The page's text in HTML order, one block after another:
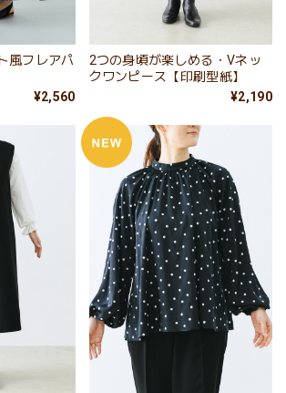
風フレアパ
¥2,560
2つの身頃が楽しめる・Vネッ
クワンピース【印刷型紙】
¥2,190